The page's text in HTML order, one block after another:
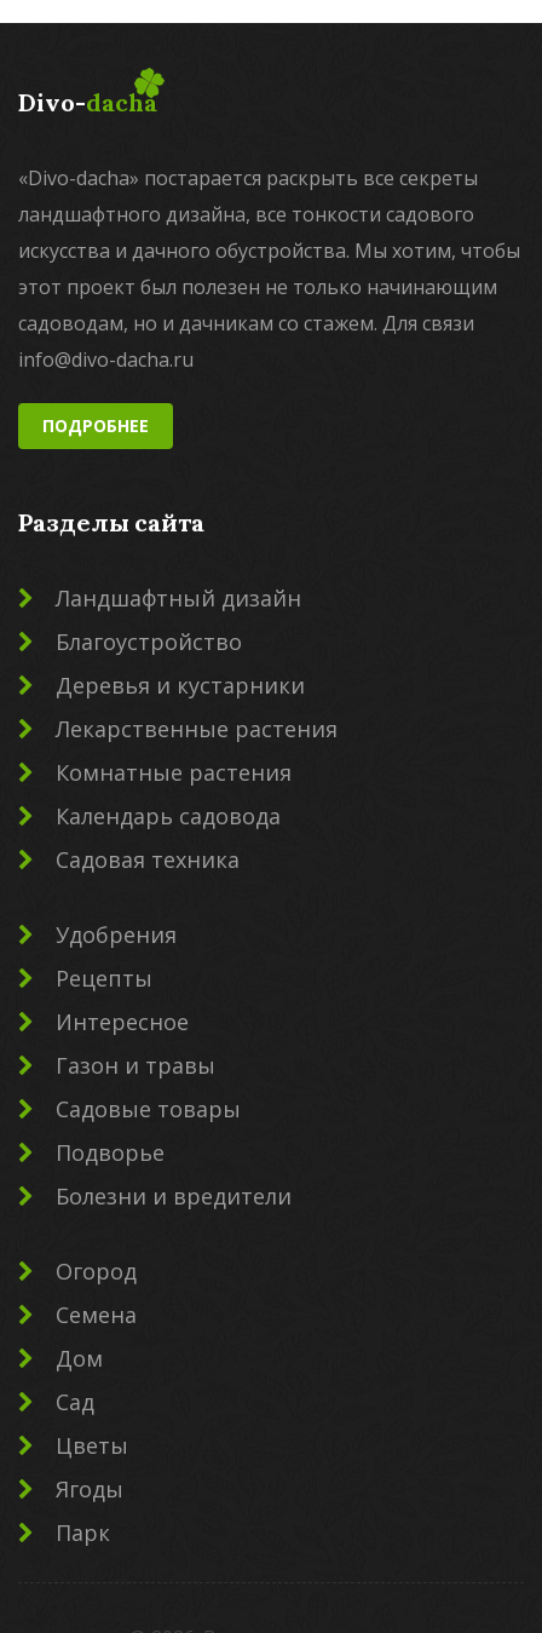
Divo-dacha
«Divo-dacha» постарается раскрыть все секреты
ландшафтного дизайна, все тонкости садового
искусства и дачного обустройства. Мы хотим, чтобы
этот проект был полезен не только начинающим
садоводам, но и дачникам со стажем. Для связи
info@divo-dacha.ru
ПОДРОБНЕЕ
Разделы сайта
Ландшафтный дизайн
Благоустройство
Деревья и кустарники
Лекарственные растения
Комнатные растения
Календарь садовода
Садовая техника
Удобрения
Рецепты
Интересное
Газон и травы
Садовые товары
Подворье
Болезни и вредители
Огород
Семена
Дом
Сад
Цветы
Ягоды
Парк